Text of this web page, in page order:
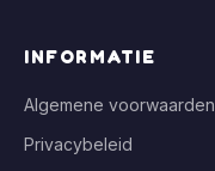
INFORMATIE
Algemene voorwaarden
Privacybeleid